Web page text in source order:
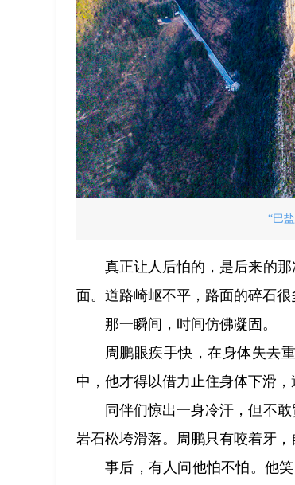
“巴
真正让人后怕的，是后来的
面。道路崎岖不平，路面的碎石
那一瞬间，时间仿佛凝固。
周鹏眼疾手快，在身体失去
中，他才得以借力止住身体下滑，
同伴们惊出一身冷汗，但不
岩石松垮滑落。周鹏只有咬着牙
事后，有人问他怕不怕。他